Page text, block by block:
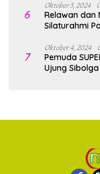
6
Oktober 3, 2024
Relawan dan
Silaturahmi
7
Oktober 4, 2024
Pemuda
Ujung Sibolga